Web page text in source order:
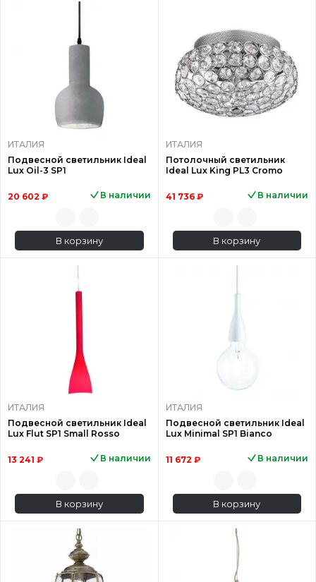
ИТАЛИЯ
Подвесной светильник Ideal
Lux Oil-3 SP1
20 602 ₽ В наличии
В корзину
ИТАЛИЯ
Потолочный светильник
Ideal Lux King PL3 Cromo
41 736 ₽ В наличии
В корзину
ИТАЛИЯ
Подвесной светильник Ideal
Lux Flut SP1 Small Rosso
13 241 ₽ В наличии
В корзину
ИТАЛИЯ
Подвесной светильник Ideal
Lux Minimal SP1 Bianco
11 672 ₽ В наличии
В корзину